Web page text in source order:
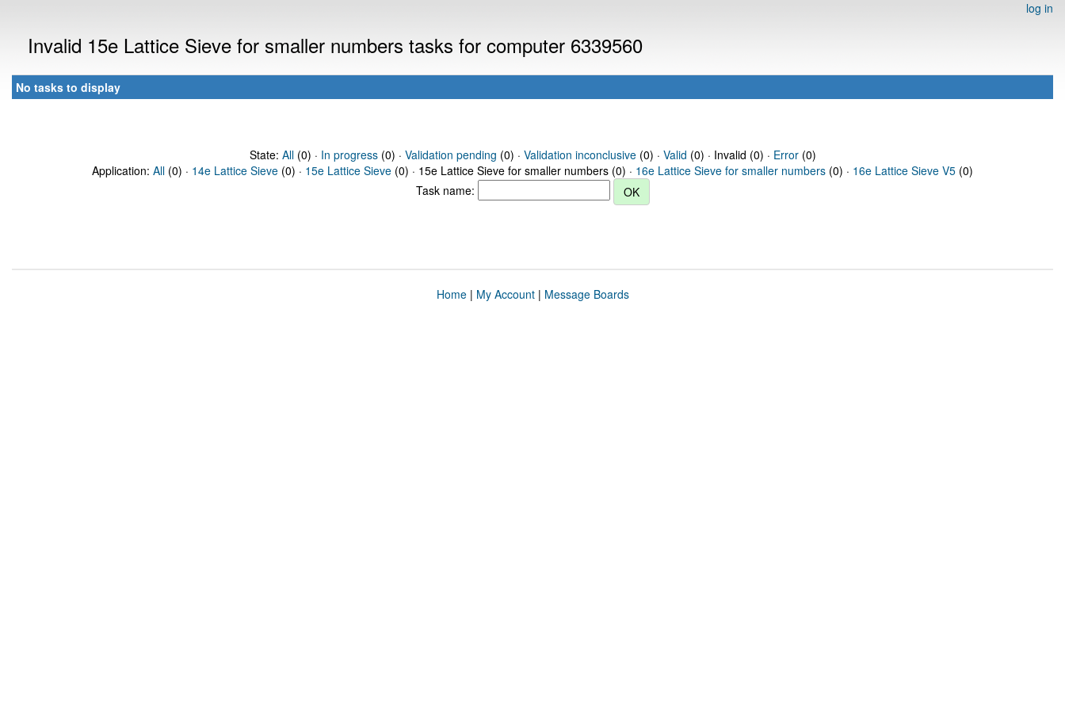
log in
Invalid 15e Lattice Sieve for smaller numbers tasks for computer 6339560
No tasks to display
State: All(0) · In progress(0) · Validation pending (0) · Validation inconclusive(0) · Valid (0) · Invalid (0) · Error(0)
Application: All (0) · 14e Lattice Sieve (0) · 15e Lattice Sieve (0) · 15e Lattice Sieve for smaller numbers (0) · 16e Lattice Sieve for smaller numbers (0) · 16e Lattice Sieve V5 (0)
Task name:
Home| My Account| Message Boards